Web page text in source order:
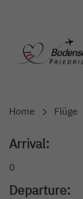
Home Flüge
Arrival:
0
Departure: